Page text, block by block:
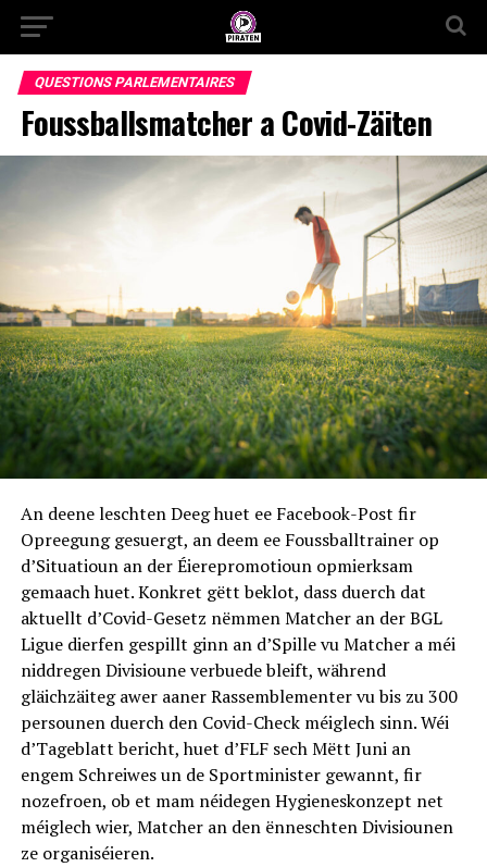
QUESTIONS PARLEMENTAIRES
Foussballsmatcher a Covid-Zäiten
An deene leschten Deeg huet ee Facebook-Post fir
Opreegung gesuergt, an deem ee Foussballtrainer op
d’Situatioun an der Éierepromotioun opmierksam
gemaach huet. Konkret gëtt beklot, dass duerch dat
aktuellt d’Covid-Gesetz nëmmen Matcher an der BGL
Ligue dierfen gespillt ginn an d’Spille vu Matcher a méi
niddregen Divisioune verbuede bleift, während
gläichzäiteg awer aaner Rassemblementer vu bis zu 300
persounen duerch den Covid-Check méiglech sinn. Wéi
d’Tageblatt bericht, huet d’FLF sech Mëtt Juni an
engem Schreiwes un de Sportminister gewannt, fir
nozefroen, ob et mam néidegen Hygieneskonzept net
méiglech wier, Matcher an den ënneschten Divisiounen
ze organiséieren.